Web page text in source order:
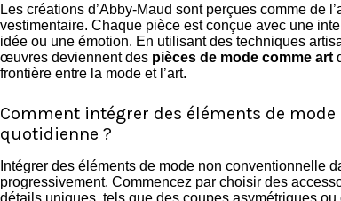
Les créations d’Abby-Maud sont perçues comme de
vestimentaire. Chaque pièce est conçue avec une
idée ou une émotion. En utilisant des techniques
œuvres deviennent des pièces de mode comme art
frontière entre la mode et l’art.
Comment intégrer des éléments de
quotidienne ?
Intégrer des éléments de mode non conventionnelle
progressivement. Commencez par choisir des
détails uniques, tels que des coupes asymétriques